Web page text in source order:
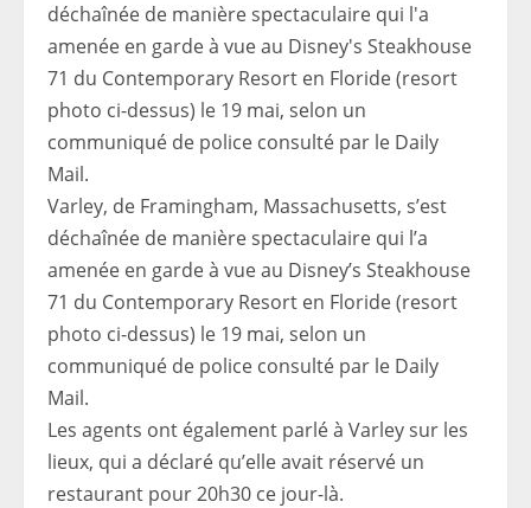
Varley, de Framingham, Massachusetts, s’est
déchaînée de manière spectaculaire qui l’a
amenée en garde à vue au Disney’s Steakhouse
71 du Contemporary Resort en Floride (resort
photo ci-dessus) le 19 mai, selon un
communiqué de police consulté par le Daily
Mail.
Les agents ont également parlé à Varley sur les
lieux, qui a déclaré qu’elle avait réservé un
restaurant pour 20h30 ce jour-là.